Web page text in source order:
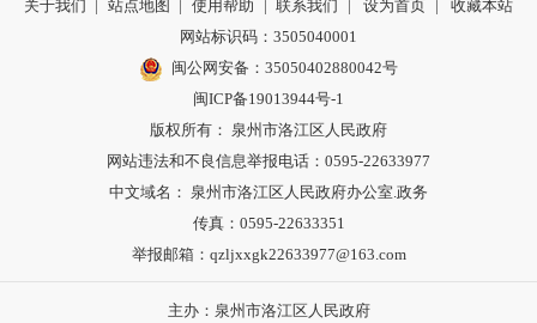
关于我们 | 站点地图 | 使用帮助 | 联系我们 | 设为首页 |
收藏本站
网站标识码：3505040001
闽公网安备：35050402880042号
闽ICP备19013944号-1
版权所有： 泉州市洛江区人民政府
网站违法和不良信息举报电话：0595-22633977
中文域名： 泉州市洛江区人民政府办公室.政务
传真：0595-22633351
举报邮箱：qzljxxgk22633977@163.com
主办：泉州市洛江区人民政府